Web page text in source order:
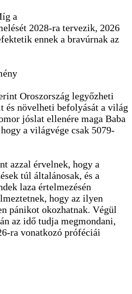
a
2028-ra tervezik, 2026
ennek a bravúrnak az
Oroszország legyőzheti
és növelheti befolyását a világ
jóslat ellenére maga Baba
a világvége csak 5079-
azzal érvelnek, hogy a
túl általánosak, és a
laza értelmezésén
hogy az ilyen
pánikot okozhatnak. Végül
az idő tudja megmondani,
ra vonatkozó próféciái